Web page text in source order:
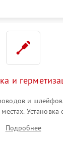
и
и
Установка
или укладка
Подробнее